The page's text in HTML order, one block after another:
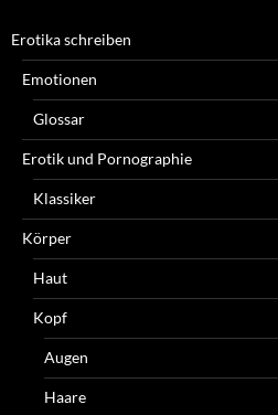
Erotika schreiben
Emotionen
Glossar
Erotik und Pornographie
Klassiker
Körper
Haut
Kopf
Augen
Haare